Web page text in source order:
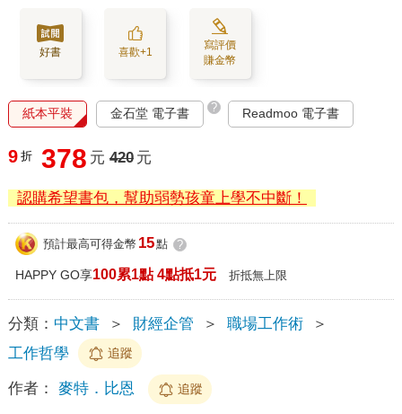
好書 喜歡+1
寫評價
賺金幣
紙本平裝 金石堂 電子書 ? Readmoo 電子書
9 折 378 元 420 元
認購希望書包，幫助弱勢孩童上學不中斷！
預計最高可得金幣 15點 ?
HAPPY GO享100累1點 4點抵1元 折抵無上限
分類： 中文書 ＞ 財經企管 ＞ 職場工作術
＞
工作哲學
追蹤
作者： 麥特．比恩 追蹤